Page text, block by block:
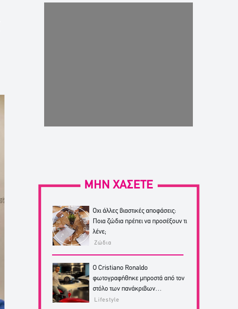
ΜΗΝ ΧΑΣΕΤΕ
Όχι άλλες βιαστικές αποφάσεις:
Ποια ζώδια πρέπει να προσέξουν τι
λένε;
Ζώδια
Ο Cristiano Ronaldo
φωτογραφήθηκε μπροστά από τον
στόλο των πανάκριβων
αυτοκινήτων του!
Lifestyle